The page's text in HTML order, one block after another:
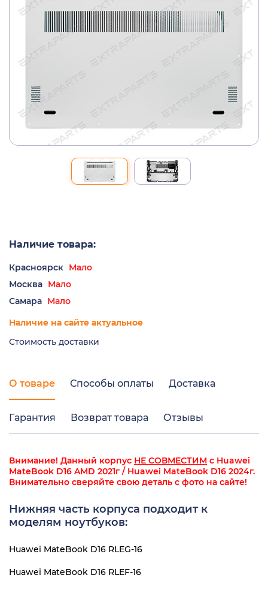
Наличие товара:
Красноярск Мало
Москва Мало
Самара Мало
Наличие на сайте актуальное
Стоимость доставки
О товаре Способы оплаты Доставка
Гарантия Возврат товара Отзывы
Внимание! Данный корпус НЕ СОВМЕСТИМ с Huawei
MateBook D16 AMD 2021г / Huawei MateBook D16 2024г.
Внимательно сверяйте свою деталь с фото на сайте!
Нижняя часть корпуса подходит к
моделям ноутбуков:
Huawei MateBook D16 RLEG-16
Huawei MateBook D16 RLEF-16